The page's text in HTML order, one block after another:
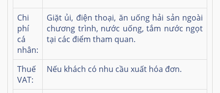
Chi
phí
cá
nhân:
Giặt ủi, điện thoại, ăn uống hải sản ngoài
chương trình, nước uống, tắm nước ngọt
tại các điểm tham quan.
Thuế
VAT:
Nếu khách có nhu cầu xuất hóa đơn.